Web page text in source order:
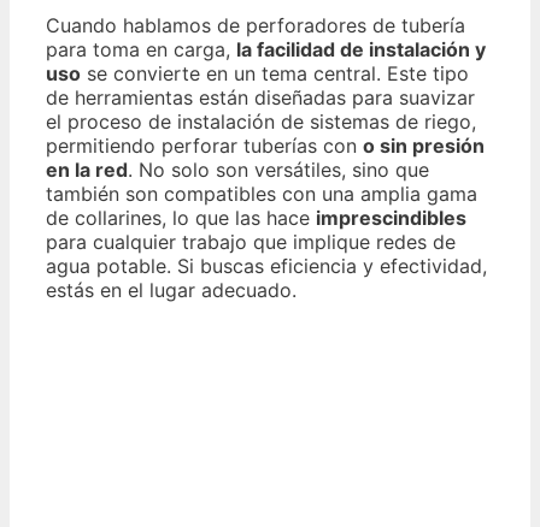
Cuando hablamos de perforadores de tubería
para toma en carga, la facilidad de instalación y
uso se convierte en un tema central. Este tipo
de herramientas están diseñadas para suavizar
el proceso de instalación de sistemas de riego,
permitiendo perforar tuberías con o sin presión
en la red. No solo son versátiles, sino que
también son compatibles con una amplia gama
de collarines, lo que las hace imprescindibles
para cualquier trabajo que implique redes de
agua potable. Si buscas eficiencia y efectividad,
estás en el lugar adecuado.